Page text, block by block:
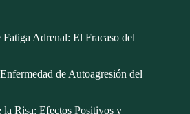
Fatiga Adrenal: El Fracaso del
de Autoagresión del
la Risa: Efectos Positivos y